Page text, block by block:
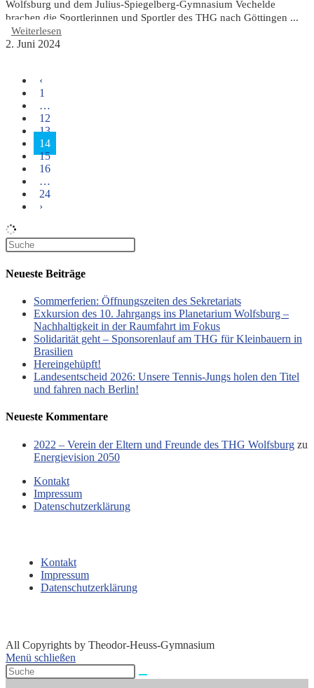
Wolfsburg und dem Julius-Spiegelberg-Gymnasium Vechelde
brachen die Sportlerinnen und Sportler des THG nach Göttingen ...
Weiterlesen
2. Juni 2024
‹
1
…
12
13
14
15
16
…
24
›
Neueste Beiträge
Sommerferien: Öffnungszeiten des Sekretariats
Exkursion des 10. Jahrgangs ins Planetarium Wolfsburg –
Nachhaltigkeit in der Raumfahrt im Fokus
Solidarität geht – Sponsorenlauf am THG für Kleinbauern in
Brasilien
Hereingehüpft!
Landesentscheid 2026: Unsere Tennis‑Jungs holen den Titel
und fahren nach Berlin!
Neueste Kommentare
2022 – Verein der Eltern und Freunde des THG Wolfsburg zu
Energievision 2050
Kontakt
Impressum
Datenschutzerklärung
Kontakt
Impressum
Datenschutzerklärung
All Copyrights by Theodor-Heuss-Gymnasium
Menü schließen